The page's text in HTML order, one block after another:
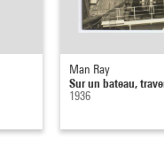
Man Ray
Sur un bateau,
1936